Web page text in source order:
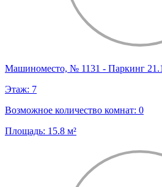
Машиноместо, № 1131 - Паркинг 21.1
Этаж: 7
Возможное количество комнат: 0
Площадь: 15.8 м²